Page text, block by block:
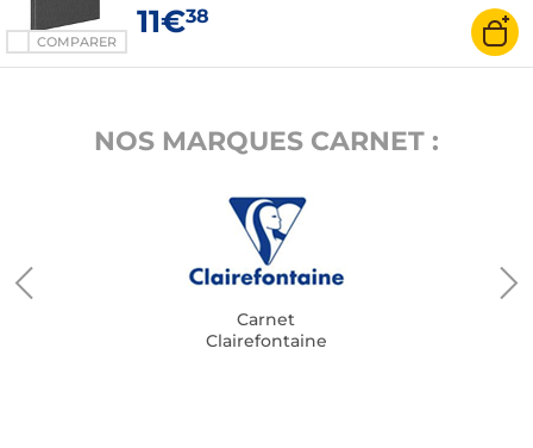
COMPARER
11€38
NOS MARQUES CARNET :
Carnet
Clairefontaine